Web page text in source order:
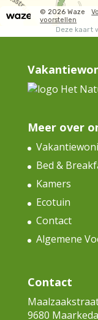
Meer over
Bed &
Kamers
Ecotuin
Contact
Algemene
Contact
9680